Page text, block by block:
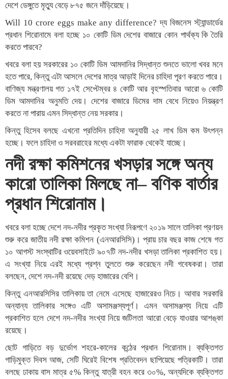
দেশে ডেঙ্গুতে মৃত্যু বেড়ে ৮৭৫ জনে দাঁড়িয়েছে।
Will 10 crore eggs make any difference? দ্য বিজনেস স্ট্যান্ডার্ডের
প্রধান শিরোনামে বলা হচ্ছে ১০ কোটি ডিম দেশের বাজারে কোন পার্থক্য কি তৈরি
করতে পারবে?
খবরে বলা হয় সরকারের ১০ কোটি ডিম আমদানির সিদ্ধান্ত শুনতে ভালো খবর মনে
হতে পারে, কিন্তু এটা আসলে দেশের মাত্র আড়াই দিনের চাহিদা পূরণ করতে পারে।
বাণিজ্য মন্ত্রণালয় গত ১৭ই সেপ্টেম্বর ৪ কোটি আর বৃহস্পতিবার আরো ৬ কোটি
ডিম আমদানির অনুমতি দেয়। দেশের বাজারে ডিমের দাম বেধে নিয়েও নিয়ন্ত্রণ
করতে না পারায় এমন সিদ্ধান্ত নেয় সরকার।
কিন্তু হিসেব বলছে এখনো প্রতিদিন চাহিদা অনুযায়ী ২৫ লাখ ডিম কম উৎপন্ন
হচ্ছে। ফলে চাহিদা ও সরবরাহের মধ্যে একটা ফারাক থেকেই যাচ্ছে।
নদী রক্ষা কমিশনের খসড়ার সঙ্গে অন্য
কারো তালিকা মিলছে না– বণিক বার্তার
প্রধান শিরোনাম।
খবরে বলা হচ্ছে দেশে নদ-নদীর প্রকৃত সংখ্যা নিরূপণে ২০১৯ সালে তালিকা প্রণয়ন
শুরু করে জাতীয় নদী রক্ষা কমিশন (এনআরসিসি)। প্রায় চার বছর কাজ শেষে গত
১০ আগস্ট সংস্থাটির ওয়েবসাইটে ৯০৭টি নদ-নদীর খসড়া তালিকা প্রকাশিত হয়।
এ সংখ্যা নিয়ে এরই মধ্যে প্রশ্ন তুলতে শুরু করেছেন নদী গবেষকরা। তারা
বলছেন, দেশে নদ-নদী রয়েছে দেড় হাজারের বেশি।
কিন্তু এনআরসিসির তালিকায় তা নেমে এসেছে হাজারেরও নিচে। আবার সরকারি
অন্যান্য তালিকার সঙ্গেও এটি অসামঞ্জস্যপূর্ণ। এমন অসামঞ্জস্য নিয়ে এটি
প্রকাশিত হলে দেশে নদ-নদীর সংখ্যা নিয়ে জটিলতা আরো বেড়ে যাওয়ার আশঙ্কা
রয়েছে।
ছোট গাড়িতে বড় দুর্ভোগ শহরে-কালের কন্ঠের প্রধান শিরোনাম। ব্যক্তিগত
গাড়িমুক্ত দিবস আজ, সেটি ঘিরেই বিশেষ প্রতিবেদন ছাপিয়েছে পত্রিকাটি। তারা
বলছে ঢাকায় বাস মাত্র ৫% কিন্তু যাত্রী বহন করে ৩০%, অন্যদিকে ব্যক্তিগত